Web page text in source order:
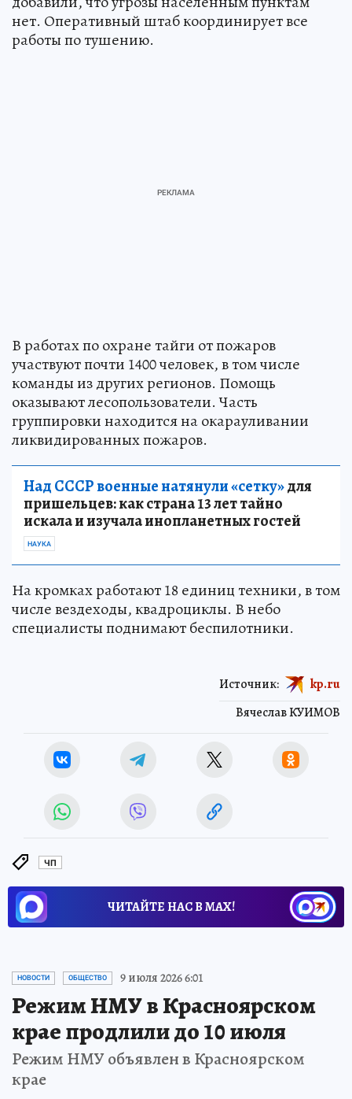
нет. Оперативный штаб координирует все
работы по тушению.
В работах по охране тайги от пожаров
участвуют почти 1400 человек, в том числе
команды из других регионов. Помощь
оказывают лесопользователи. Часть
группировки находится на окарауливании
ликвидированных пожаров.
Над СССР военные натянули «сетку»для
пришельцев: как страна 13 лет тайно
искала и изучала инопланетных гостей
НАУКА
На кромках работают 18 единиц техники, в том
числе вездеходы, квадроциклы. В небо
специалисты поднимают беспилотники.
Вячеслав КУИМОВ
Источник: kp.ru
ЧП
ЧИТАЙТЕ НАС В МАХ!
НОВОСТИ ОБЩЕСТВО 9 июля 2026 6:01
Режим НМУ в Красноярском
крае продлили до 10 июля
Режим НМУ объявлен в Красноярском
крае